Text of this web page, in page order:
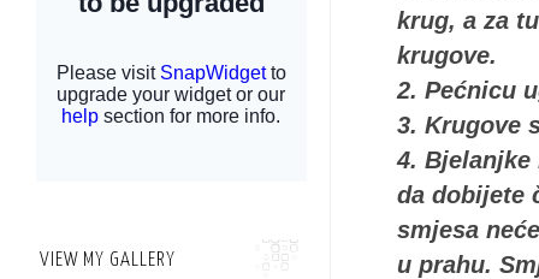
krug, a za
krugove.
2. Pećnicu
3. Krugove
4.
da dobijete
smjesa
u prahu.
VIEW MY GALLERY